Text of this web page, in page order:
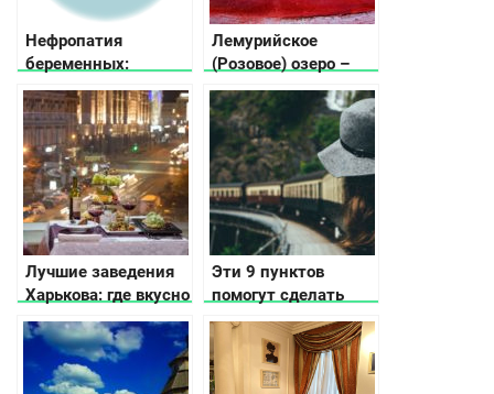
Нефропатия
беременных:
осложнение и его
устранение
Лемурийское
(Розовое) озеро –
мифы и реальность!
Лучшие заведения
Харькова: где вкусно
поесть
Эти 9 пунктов
помогут сделать
дорогу более
комфортной, а в
некоторых случаях
и сэкономят Ваши